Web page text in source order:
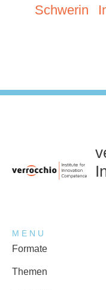
Schwerin
MENU
Formate
Themen